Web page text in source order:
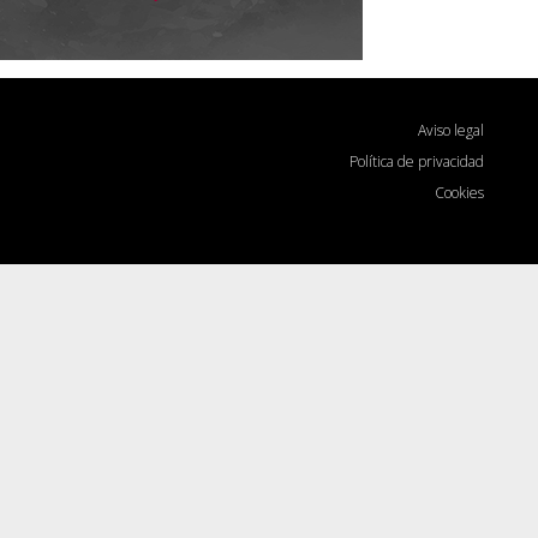
Aviso legal
Política de privacidad
Cookies